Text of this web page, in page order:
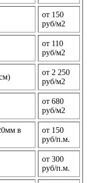
от 150
руб/м2
от 110
руб/м2
от 2 250
руб/м2
от 680
руб/м2
в
от 150
руб/п.м.
от 300
руб/п.м.